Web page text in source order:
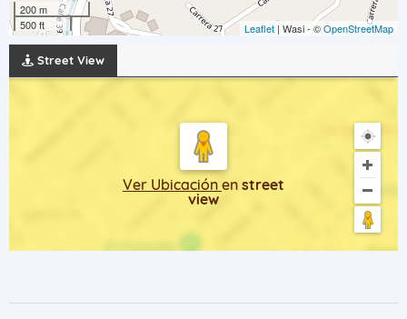
200 m
500 ft
Leaflet | Wasi - ©OpenStreetMap
Street View
Ver Ubicación en street
view